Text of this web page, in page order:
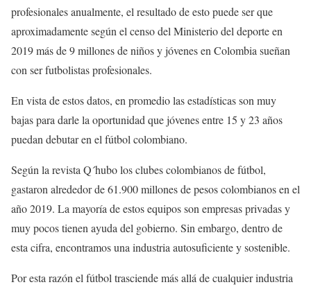
profesionales anualmente, el resultado de esto puede ser que
aproximadamente según el censo del Ministerio del deporte en
2019 más de 9 millones de niños y jóvenes en Colombia sueñan
con ser futbolistas profesionales.
En vista de estos datos, en promedio las estadísticas son muy
bajas para darle la oportunidad que jóvenes entre 15 y 23 años
puedan debutar en el fútbol colombiano.
Según la revista Q´hubo los clubes colombianos de fútbol,
gastaron alrededor de 61.900 millones de pesos colombianos en el
año 2019. La mayoría de estos equipos son empresas privadas y
muy pocos tienen ayuda del gobierno. Sin embargo, dentro de
esta cifra, encontramos una industria autosuficiente y sostenible.
Por esta razón el fútbol trasciende más allá de cualquier industria